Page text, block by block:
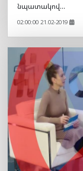
նպատակով...
02:00:00 21.02-2019